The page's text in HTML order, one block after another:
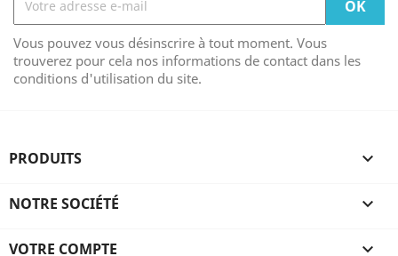
Vous pouvez vous désinscrire à tout moment. Vous
trouverez pour cela nos informations de contact dans les
conditions d'utilisation du site.
PRODUITS 
NOTRE SOCIÉTÉ 
VOTRE COMPTE 